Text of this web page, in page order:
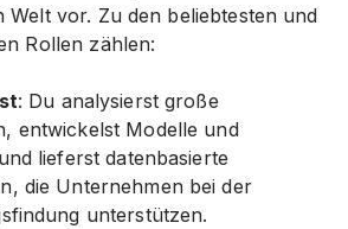
Welt vor. Zu den beliebtesten und
Rollen zählen:
: Du analysierst große
entwickelst Modelle und
lieferst datenbasierte
die Unternehmen bei der
unterstützen.